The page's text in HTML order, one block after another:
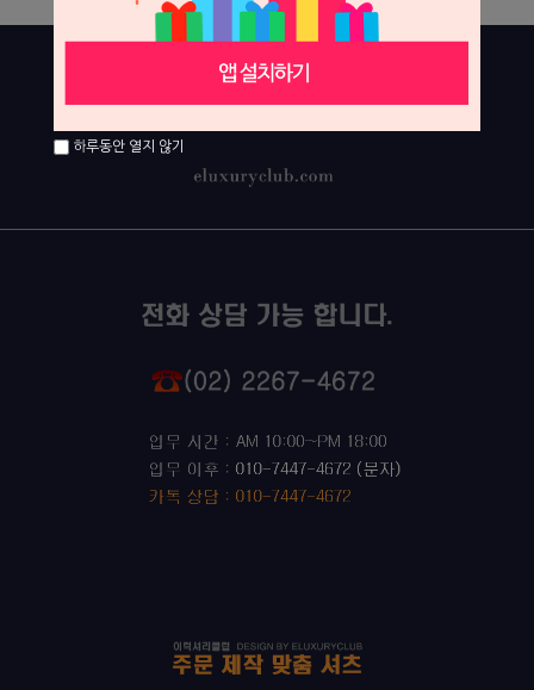
하루동안 열지 않기